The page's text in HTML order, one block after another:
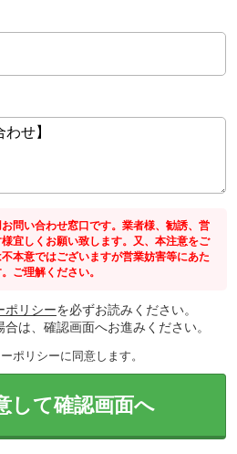
問い合わせ窓口です。業者様、勧誘、営
宜しくお願い致します。又、本注意をご
本意ではございますが営業妨害等にあた
ご理解ください。
ポリシーを必ずお読みください。
は、確認画面へお進みください。
ポリシーに同意します。
して確認画面へ